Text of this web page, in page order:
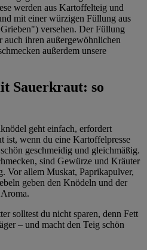
werden aus Kartoffelteig und
mit einer würzigen Füllung aus
versehen. Der Füllung
auch ihren außergewöhnlichen
außerdem unsere
Sauerkraut: so
geht einfach, erfordert
ist, wenn du eine Kartoffelpresse
geschmeidig und gleichmäßig.
sind Gewürze und Kräuter
Vor allem Muskat, Paprikapulver,
geben den Knödeln und der
solltest du nicht sparen, denn Fett
– und macht den Teig schön